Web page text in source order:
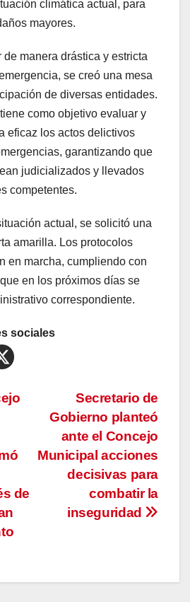
climática actual, para
mayores.
de manera drástica y estricta
se creó una mesa
de diversas entidades.
como objetivo evaluar y
eficaz los actos delictivos
garantizando que
judicializados y llevados
competentes.
actual, se solicitó una
amarilla. Los protocolos
en marcha, cumpliendo con
en los próximos días se
correspondiente.
sociales
Secretario de
Gobierno planteó
ante el Concejo
Municipal acciones
decisivas para
combatir la
inseguridad
de